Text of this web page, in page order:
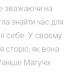
зважаючи на
знайти час для
себе. У своєму
сторіс, як вона
Магучіх